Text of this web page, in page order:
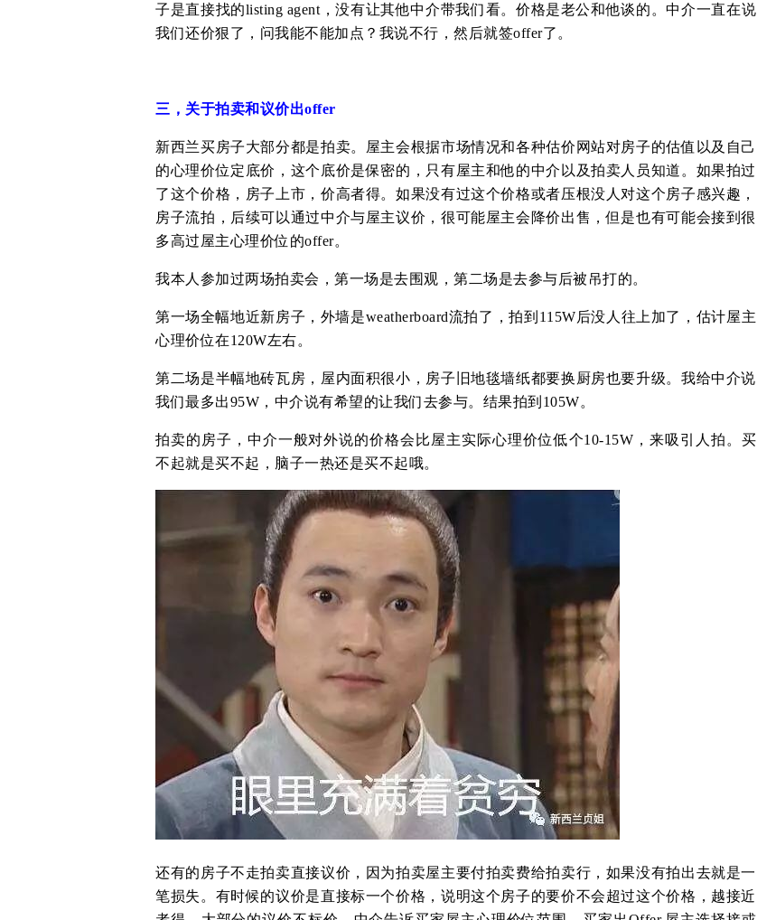
子是直接找的listing agent，没有让其他中介带我们看。价格是老公和他谈的。中介一直在说
我们还价狠了，问我能不能加点？我说不行，然后就签offer了。
三，关于拍卖和议价出offer
新西兰买房子大部分都是拍卖。屋主会根据市场情况和各种估价网站对房子的估值以及自己
的心理价位定底价，这个底价是保密的，只有屋主和他的中介以及拍卖人员知道。如果拍过
了这个价格，房子上市，价高者得。如果没有过这个价格或者压根没人对这个房子感兴趣，
房子流拍，后续可以通过中介与屋主议价，很可能屋主会降价出售，但是也有可能会接到很
多高过屋主心理价位的offer。‍
我本人参加过两场拍卖会，第一场是去围观，第二场是去参与后被吊打的。
第一场全幅地近新房子，外墙是weatherboard流拍了，拍到115W后没人往上加了，估计屋主
心理价位在120W左右。
第二场是半幅地砖瓦房，屋内面积很小，房子旧地毯墙纸都要换厨房也要升级。我给中介说
我们最多出95W，中介说有希望的让我们去参与。结果拍到105W。
拍卖的房子，中介一般对外说的价格会比屋主实际心理价位低个10-15W，来吸引人拍。买
不起就是买不起，脑子一热还是买不起哦。
还有的房子不走拍卖直接议价，因为拍卖屋主要付拍卖费给拍卖行，如果没有拍出去就是一
笔损失。有时候的议价是直接标一个价格，说明这个房子的要价不会超过这个价格，越接近